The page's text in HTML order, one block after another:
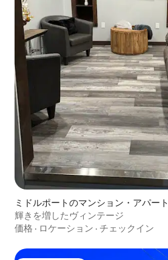
ミドルポートのマンション・アパート
輝きを増したヴィンテージ
価格 · ロケーション · チェックイン